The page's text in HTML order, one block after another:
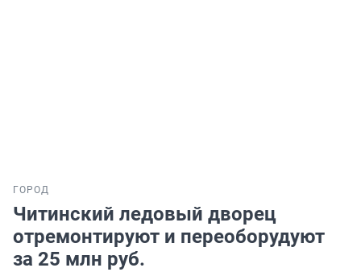
ГОРОД
Читинский ледовый дворец
отремонтируют и переоборудуют
за 25 млн руб.